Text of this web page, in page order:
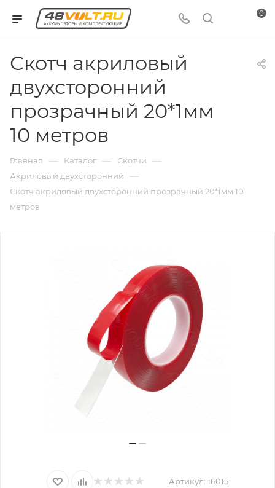
0
Скотч акриловый
двухсторонний
прозрачный 20*1мм
10 метров
Главная — Каталог — Скотчи —
Акриловый двухсторонний —
Скотч акриловый двухсторонний прозрачный 20*1мм 10
метров
Артикул: 16015